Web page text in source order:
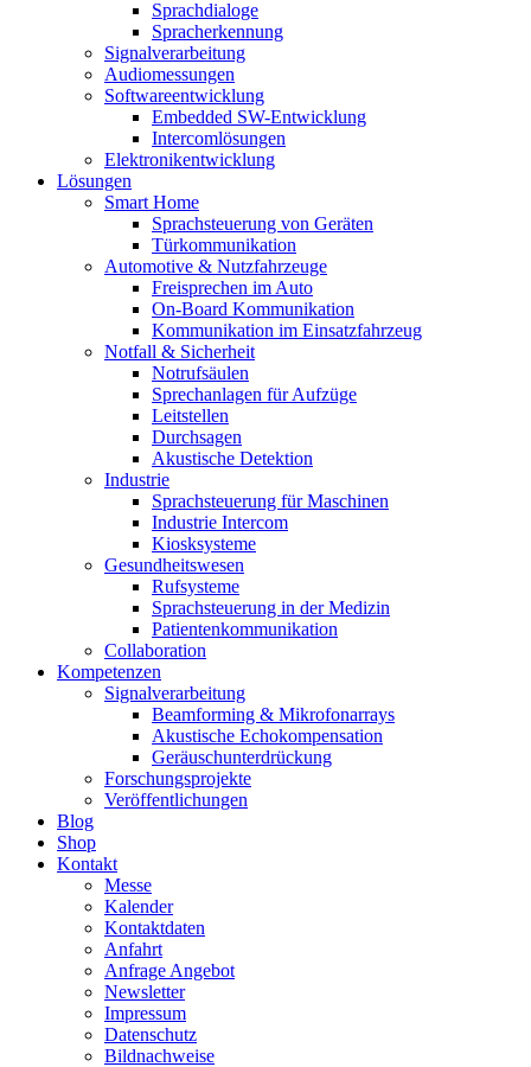
Sprachdialoge
Spracherkennung
Signalverarbeitung
Audiomessungen
Softwareentwicklung
Embedded SW-Entwicklung
Intercomlösungen
Elektronikentwicklung
Lösungen
Smart Home
Sprachsteuerung von Geräten
Türkommunikation
Automotive & Nutzfahrzeuge
Freisprechen im Auto
On-Board Kommunikation
Kommunikation im Einsatzfahrzeug
Notfall & Sicherheit
Notrufsäulen
Sprechanlagen für Aufzüge
Leitstellen
Durchsagen
Akustische Detektion
Industrie
Sprachsteuerung für Maschinen
Industrie Intercom
Kiosksysteme
Gesundheitswesen
Rufsysteme
Sprachsteuerung in der Medizin
Patientenkommunikation
Collaboration
Kompetenzen
Signalverarbeitung
Beamforming & Mikrofonarrays
Akustische Echokompensation
Geräuschunterdrückung
Forschungsprojekte
Veröffentlichungen
Blog
Shop
Kontakt
Messe
Kalender
Kontaktdaten
Anfahrt
Anfrage Angebot
Newsletter
Impressum
Datenschutz
Bildnachweise